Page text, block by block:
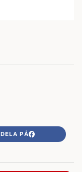
DELA PÅ